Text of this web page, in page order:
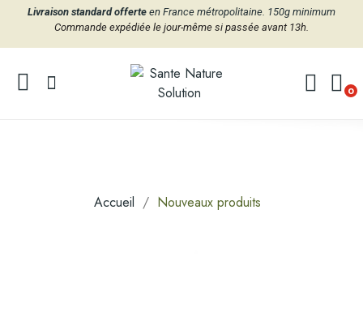
Livraison standard offerte en France métropolitaine. 150g minimum
Commande expédiée le jour-même si passée avant 13h.
0
Accueil Nouveaux produits